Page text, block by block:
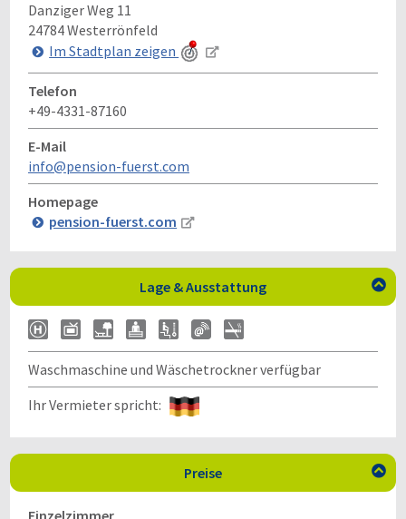
Danziger Weg 11
24784Westerrönfeld
Im Stadtplan zeigen
Telefon
+49-4331-87160
E-Mail
info@pension-fuerst.com
Homepage
pension-fuerst.com
Lage & Ausstattung 
Waschmaschine und Wäschetrockner verfügbar
Ihr Vermieter spricht:
Preise 
Einzelzimmer